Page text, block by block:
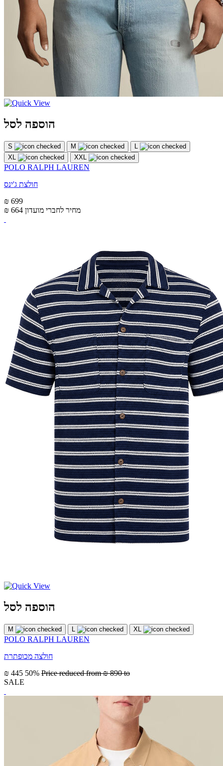
הוספה לסל
S M
L
XL
XXL
POLO RALPH LAUREN
חולצת ג'ינס
₪ 699
₪ 664 מחיר לחברי מועדון
הוספה לסל
M L XL
POLO RALPH LAUREN
חולצה מכופתרת
₪ 445 50% Price reduced from₪ 890 to
SALE